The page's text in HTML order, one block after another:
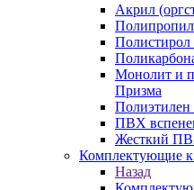
Акрил
Полистирол
Монолит и
Призма
ПВХ
Жесткий
Комплектующие
Назад